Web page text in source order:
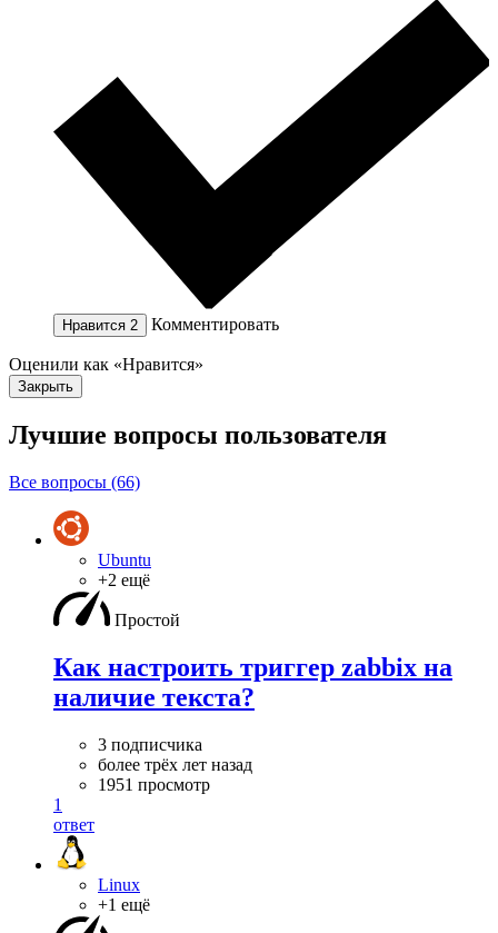
Нравится 2 Комментировать
Оценили как «Нравится»
Закрыть
Лучшие вопросы пользователя
Все вопросы (66)
Ubuntu
+2 ещё
Простой
Как настроить триггер zabbix на
наличие текста?
3 подписчика
более трёх лет назад
1951 просмотр
1
ответ
Linux
+1 ещё